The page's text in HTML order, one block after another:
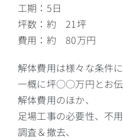
工期：5日
坪数：約 21坪
費用：約 80万円
解体費用は様々な条件
一概に坪○○万円とお
解体費用のほか、
足場工事の必要性、不
調査＆撤去、